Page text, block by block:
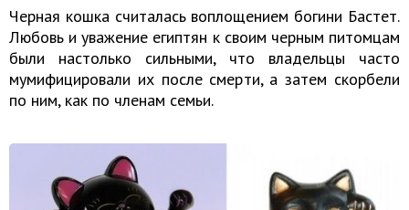
Черная кошка считалась воплощением богини Бастет.
Любовь и уважение египтян к своим черным питомцам
были настолько сильными, что владельцы часто
мумифицировали их после смерти, а затем скорбели
по ним, как по членам семьи.